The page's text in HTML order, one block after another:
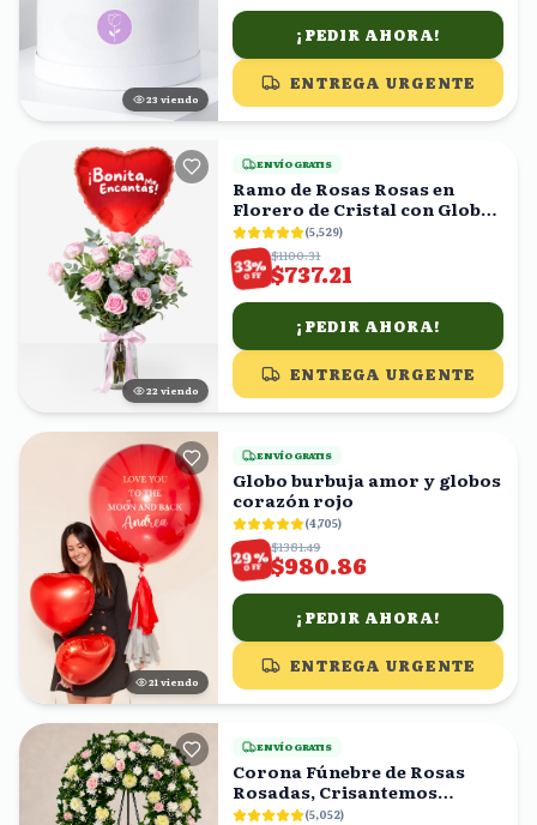
23 viendo
¡PEDIR AHORA!
ENTREGA URGENTE
22 viendo
ENVÍO GRATIS
Ramo de Rosas Rosas en
Florero de Cristal con Globo
Corazón
(5,529)
33%
OFF
$1100.31
$737.21
¡PEDIR AHORA!
ENTREGA URGENTE
20 viendo
ENVÍO GRATIS
Globo burbuja amor y globos
corazón rojo
(4,705)
29%
OFF
$1381.49
$980.86
¡PEDIR AHORA!
ENTREGA URGENTE
ENVÍO GRATIS
Corona Fúnebre de Rosas
Rosadas, Crisantemos
Amarillos y Follaje
(5,052)